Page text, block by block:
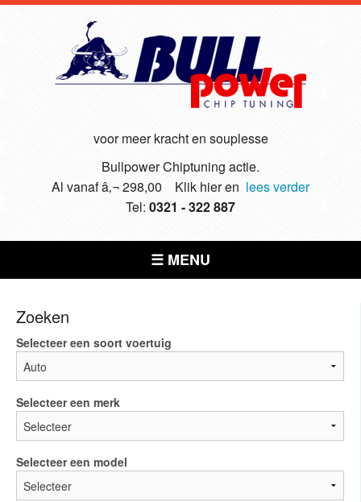
voor meer kracht en souplesse
Bullpower Chiptuning actie.
Al vanaf â‚¬ 298,00 Klik hier en lees verder
Tel: 0321 - 322 887
☰ MENU
Zoeken
Selecteer een soort voertuig
Selecteer een merk
Selecteer een model